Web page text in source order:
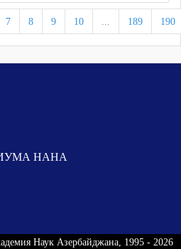
7 8 9 10 ... 189 190
НАНА
Наук Азербайджана, 1995 - 2026